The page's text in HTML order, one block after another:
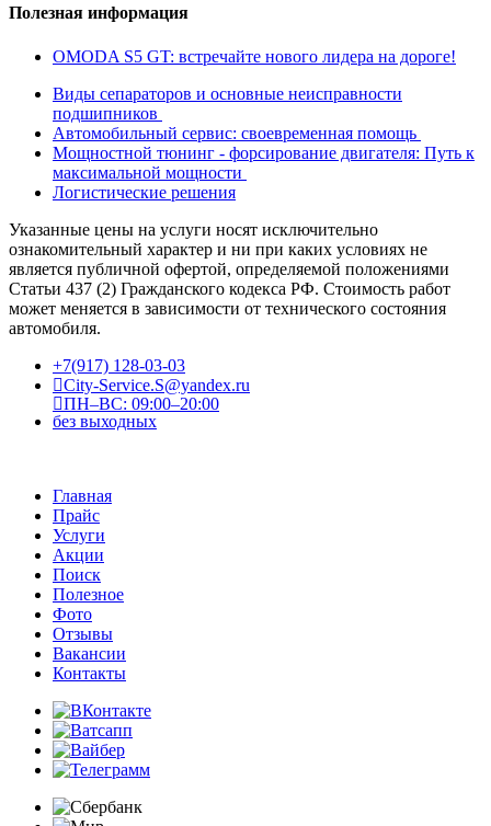
Полезная информация
OMODA S5 GT: встречайте нового лидера на дороге!
Виды сепараторов и основные неисправности
подшипников
Автомобильный сервис: своевременная помощь
Мощностной тюнинг - форсирование двигателя: Путь к
максимальной мощности
Логистические решения
Указанные цены на услуги носят исключительно
ознакомительный характер и ни при каких условиях не
является публичной офертой, определяемой положениями
Статьи 437 (2) Гражданского кодекса РФ. Стоимость работ
может меняется в зависимости от технического состояния
автомобиля.
+7(917) 128-03-03
City-Service.S@yandex.ru
ПН–ВС: 09:00–20:00
без выходных
Главная
Прайс
Услуги
Акции
Поиск
Полезное
Фото
Отзывы
Вакансии
Контакты